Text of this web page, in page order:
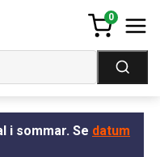
0
i sommar. Se datum